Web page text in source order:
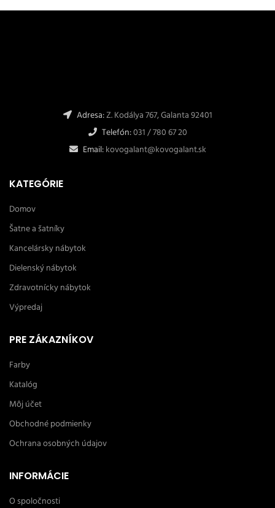
Adresa:Z. Kodálya 767, Galanta 92401
Telefón:031 / 780 67 20
Email:kovogalant@kovogalant.sk
KATEGÓRIE
Domov
Šatne a šatníky
Kancelársky nábytok
Dielenský nábytok
Zdravotnícky nábytok
Výpredaj
PRE ZÁKAZNÍKOV
Farby
Katalóg
Môj účet
Obchodné podmienky
Ochrana osobných údajov
INFORMÁCIE
O spoločnosti